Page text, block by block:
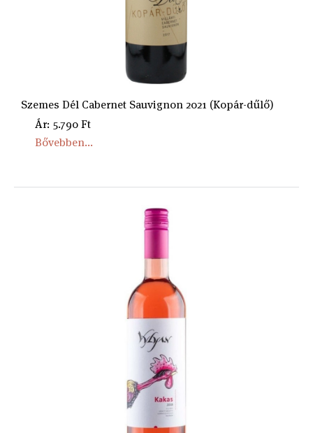
Szemes Dél Cabernet Sauvignon 2021 (Kopár-dűlő)
Ár: 5.790 Ft
Bővebben...